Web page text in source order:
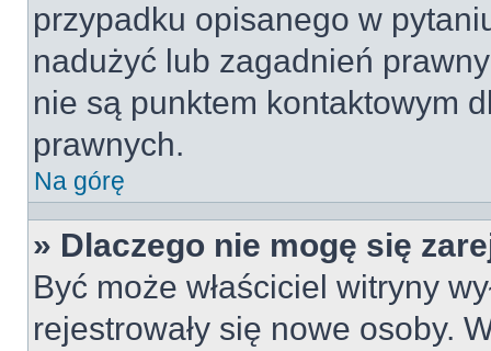
przypadku opisanego w
nadużyć lub zagadnień
nie są punktem kontaktowym
prawnych.
Na górę
» Dlaczego nie mogę się
Być może właściciel witryny
rejestrowały się nowe osoby.